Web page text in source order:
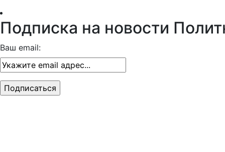
Подписка на новости
Ваш email: